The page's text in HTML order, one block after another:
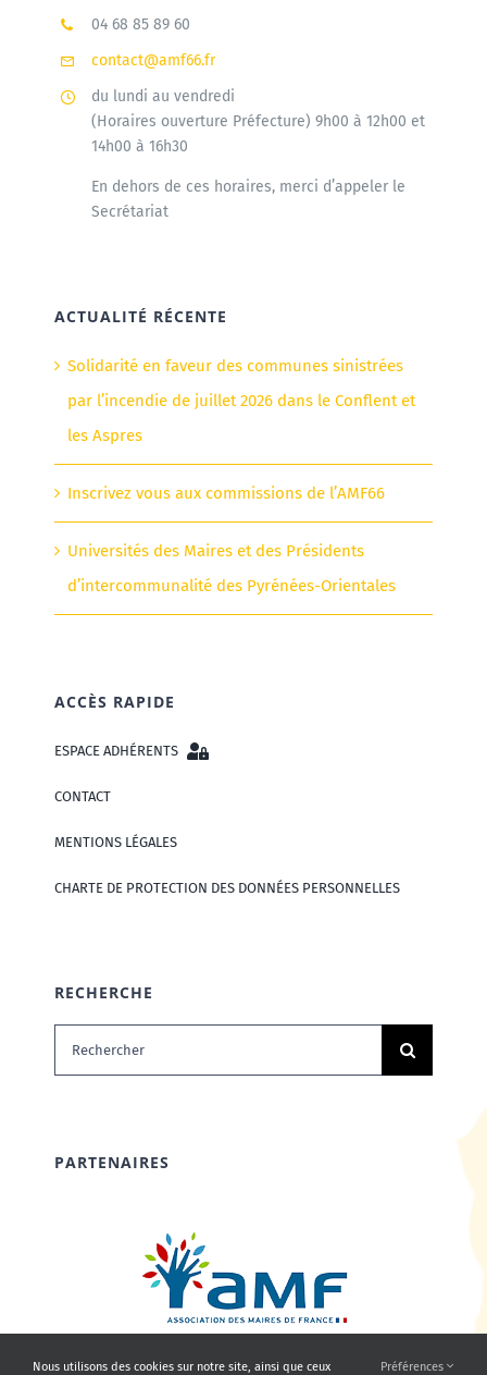
04 68 85 89 60
contact@amf66.fr
du lundi au vendredi
(Horaires ouverture Préfecture) 9h00 à 12h00 et
14h00 à 16h30
En dehors de ces horaires, merci d’appeler le
Secrétariat
ACTUALITÉ RÉCENTE
Solidarité en faveur des communes sinistrées
par l’incendie de juillet 2026 dans le Conflent et
les Aspres
Inscrivez vous aux commissions de l’AMF66
Universités des Maires et des Présidents
d’intercommunalité des Pyrénées-Orientales
ACCÈS RAPIDE
ESPACE ADHÉRENTS
CONTACT
MENTIONS LÉGALES
CHARTE DE PROTECTION DES DONNÉES PERSONNELLES
RECHERCHE
Rechercher:
PARTENAIRES
Nous utilisons des cookies sur notre site, ainsi que ceux Préférences